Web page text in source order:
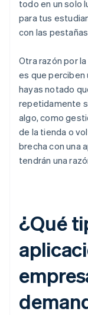
todo en un solo
para tus
con las
Otra razón por
es que perciben
hayas notado
repetidamente
algo, como
de la tienda o
brecha con una
tendrán una
¿Qué